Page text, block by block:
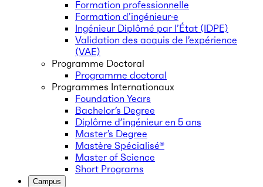
Formation professionnelle
Formation d’ingénieur·e
Ingénieur Diplômé par l’État (IDPE)
Validation des acquis de l’expérience
(VAE)
Programme Doctoral
Programme doctoral
Programmes Internationaux
Foundation Years
Bachelor’s Degree
Diplôme d’ingénieur en 5 ans
Master’s Degree
Mastère Spécialisé®
Master of Science
Short Programs
Campus